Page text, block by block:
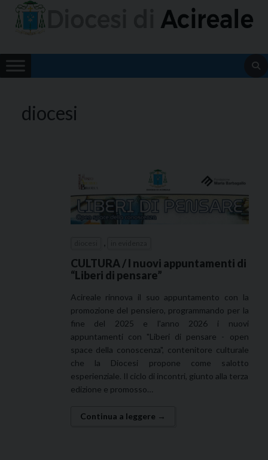
Skip
diocesi
CULTURA / I nuovi appuntamenti di
“Liberi di pensare”
Acireale rinnova il suo appuntamento con la
promozione del pensiero, programmando per la
fine del 2025 e l'anno 2026 i nuovi
appuntamenti con "Liberi di pensare - open
space della conoscenza", contenitore culturale
che la Diocesi propone come salotto
esperienziale. Il ciclo di incontri, giunto alla terza
edizione e promosso…
Continua a leggere →